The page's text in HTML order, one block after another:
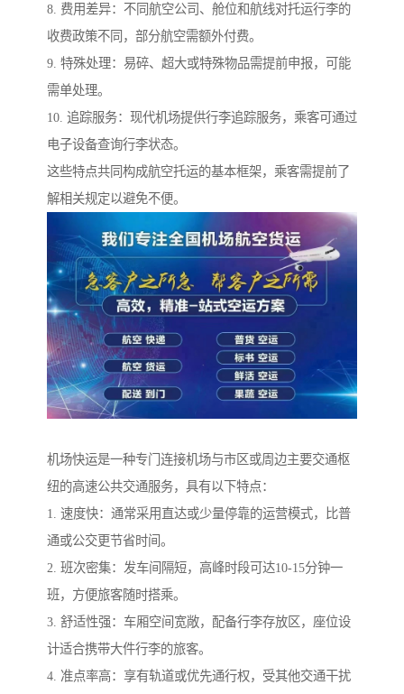
8. 费用差异：不同航空公司、舱位和航线对托运行李的
收费政策不同，部分航空需额外付费。
9. 特殊处理：易碎、超大或特殊物品需提前申报，可能
需单处理。
10. 追踪服务：现代机场提供行李追踪服务，乘客可通过
电子设备查询行李状态。
这些特点共同构成航空托运的基本框架，乘客需提前了
解相关规定以避免不便。
机场快运是一种专门连接机场与市区或周边主要交通枢
纽的高速公共交通服务，具有以下特点：
1. 速度快：通常采用直达或少量停靠的运营模式，比普
通或公交更节省时间。
2. 班次密集：发车间隔短，高峰时段可达10-15分钟一
班，方便旅客随时搭乘。
3. 舒适性强：车厢空间宽敞，配备行李存放区，座位设
计适合携带大件行李的旅客。
4. 准点率高：享有轨道或优先通行权，受其他交通干扰